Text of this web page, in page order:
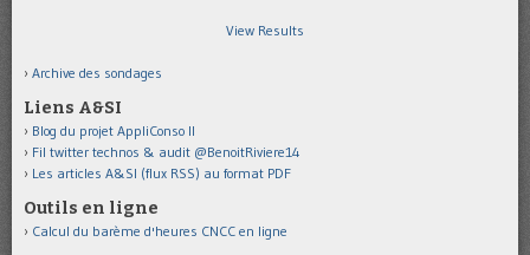
View Results
Archive des sondages
Liens A&SI
Blog du projet AppliConso II
Fil twitter technos & audit @BenoitRiviere14
Les articles A&SI (flux RSS) au format PDF
Outils en ligne
Calcul du barème d'heures CNCC en ligne